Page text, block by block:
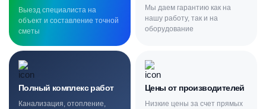
Выезд специалиста на
объект и составление точной
сметы
Мы даем гарантию как на
нашу работу, так и на
оборудование
Полный комплекс работ
Канализация, отопление,
Цены от производителей
Низкие цены за счет прямых